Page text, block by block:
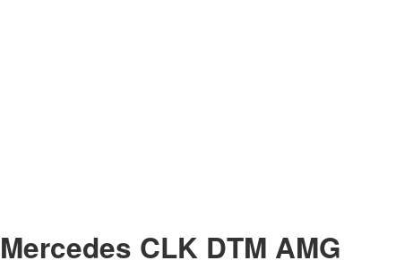
Mercedes CLK DTM AMG